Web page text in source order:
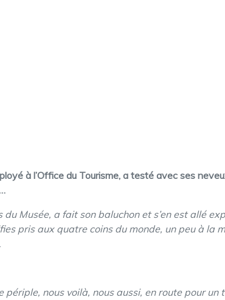
à l’Office du Tourisme, a testé avec ses
Musée, a fait son baluchon et s’en est allé
pris aux quatre coins du monde, un peu à la
nous voilà, nous aussi, en route pour un